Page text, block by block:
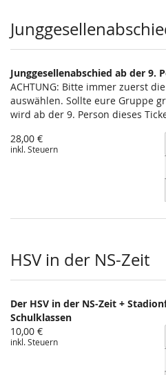
Junggesellenabschied ab der 9.
ACHTUNG: Bitte immer zuerst
auswählen. Sollte eure Gruppe
wird ab der 9. Person dieses
28,00 €
inkl. Steuern
HSV in der NS-Zeit
Der HSV in der NS-Zeit +
Schulklassen
10,00 €
inkl. Steuern